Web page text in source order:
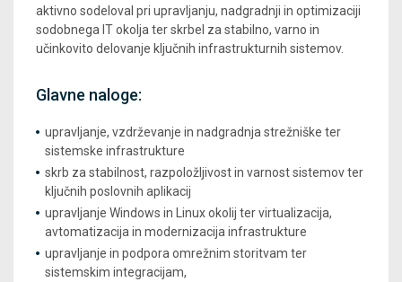
aktivno sodeloval pri upravljanju, nadgradnji in optimizaciji
sodobnega IT okolja ter skrbel za stabilno, varno in
učinkovito delovanje ključnih infrastrukturnih sistemov.
Glavne naloge:
upravljanje, vzdrževanje in nadgradnja strežniške ter
sistemske infrastrukture
skrb za stabilnost, razpoložljivost in varnost sistemov ter
ključnih poslovnih aplikacij
upravljanje Windows in Linux okolij ter virtualizacija,
avtomatizacija in modernizacija infrastrukture
upravljanje in podpora omrežnim storitvam ter
sistemskim integracijam,